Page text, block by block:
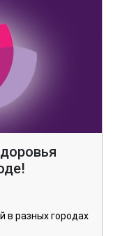
в разных городах